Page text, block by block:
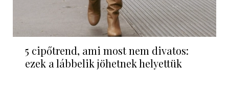
5 cipőtrend, ami most nem divatos:
ezek a lábbelik jöhetnek helyettük